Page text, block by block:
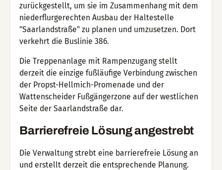
zurückgestellt, um sie im Zusammenhang mit dem
niederflurgerechten Ausbau der Haltestelle
"Saarlandstraße" zu planen und umzusetzen. Dort
verkehrt die Buslinie 386.
Die Treppenanlage mit Rampenzugang stellt
derzeit die einzige fußläufige Verbindung zwischen
der Propst-Hellmich-Promenade und der
Wattenscheider Fußgängerzone auf der westlichen
Seite der Saarlandstraße dar.
Barrierefreie Lösung angestrebt
Die Verwaltung strebt eine barrierefreie Lösung an
und erstellt derzeit die entsprechende Planung.